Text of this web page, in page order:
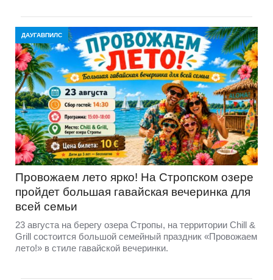
ДАУГАВПИЛС
Провожаем лето ярко! На Стропском озере
пройдет большая гавайская вечеринка для
всей семьи
23 августа на берегу озера Стропы, на территории Chill &
Grill состоится большой семейный праздник «Провожаем
лето!» в стиле гавайской вечеринки.